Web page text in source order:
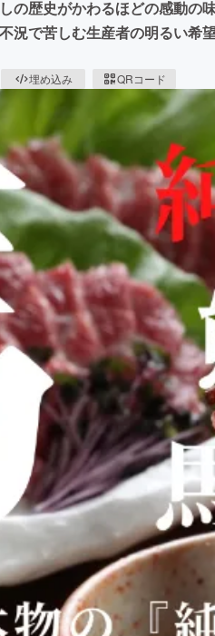
の歴史がかわるほどの感動の
況で苦しむ生産者の明るい希
埋め込み QRコード